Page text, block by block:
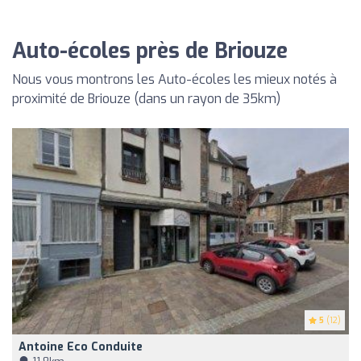
Auto-écoles près de Briouze
Nous vous montrons les Auto-écoles les mieux notés à
proximité de Briouze (dans un rayon de 35km)
5 (12)
Antoine Eco Conduite